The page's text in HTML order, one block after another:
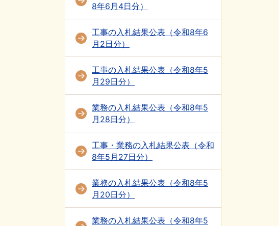
8年6月4日分）
工事の入札結果公表（令和8年6
月2日分）
工事の入札結果公表（令和8年5
月29日分）
業務の入札結果公表（令和8年5
月28日分）
工事・業務の入札結果公表（令和
8年5月27日分）
業務の入札結果公表（令和8年5
月20日分）
業務の入札結果公表（令和8年5